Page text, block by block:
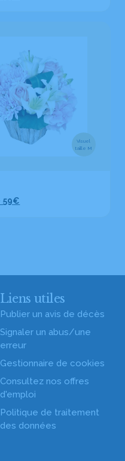
Visuel
taille M
59€
Liens utiles
Publier un avis de décès
Signaler un abus/une
erreur
Gestionnaire de cookies
Consultez nos offres
d'emploi
Politique de traitement
des données